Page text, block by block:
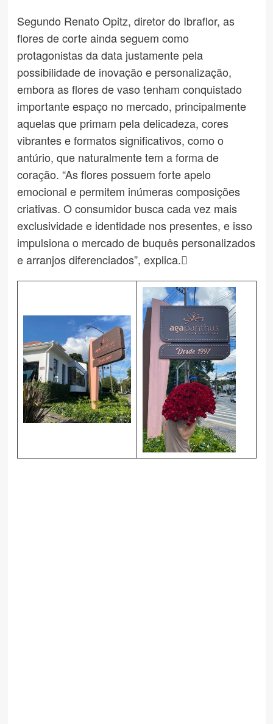
Segundo Renato Opitz, diretor do Ibraflor, as
flores de corte ainda seguem como
protagonistas da data justamente pela
possibilidade de inovação e personalização,
embora as flores de vaso tenham conquistado
importante espaço no mercado, principalmente
aquelas que primam pela delicadeza, cores
vibrantes e formatos significativos, como o
antúrio, que naturalmente tem a forma de
coração. “As flores possuem forte apelo
emocional e permitem inúmeras composições
criativas. O consumidor busca cada vez mais
exclusividade e identidade nos presentes, e isso
impulsiona o mercado de buquês personalizados
e arranjos diferenciados”, explica.